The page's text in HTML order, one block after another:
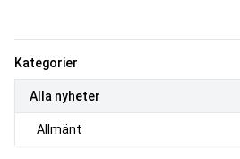
Kategorier
Alla nyheter
Allmänt